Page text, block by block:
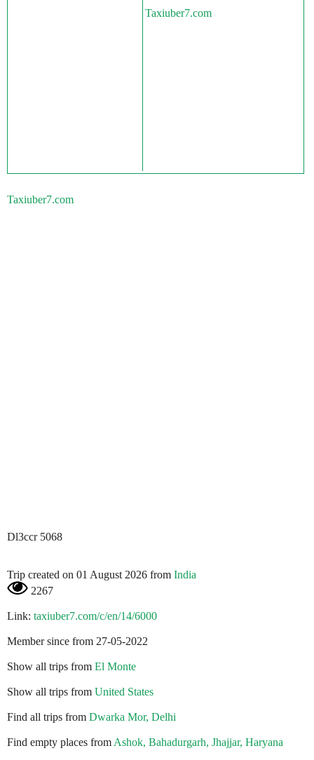
Taxiuber7.com
Taxiuber7.com
Dl3ccr 5068
Trip created on 01 August 2026 from India
2267
Link: taxiuber7.com/c/en/14/6000
Member since from 27-05-2022
Show all trips from El Monte
Show all trips from United States
Find all trips from Dwarka Mor, Delhi
Find empty places from Ashok, Bahadurgarh, Jhajjar, Haryana